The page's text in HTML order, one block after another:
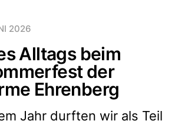
2026
Alltags beim
der
Ehrenberg
Jahr durften wir als Teil